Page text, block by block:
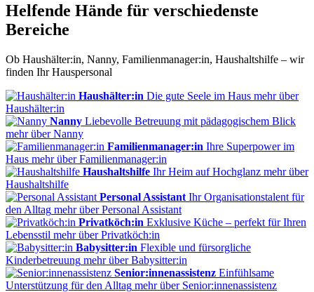
Helfende Hände für verschiedenste
Bereiche
Ob Haushälter:in, Nanny, Familienmanager:in, Haushaltshilfe – wir
finden Ihr Hauspersonal
Haushälter:in Die gute Seele im Haus mehrüber
Haushälter:in
Nanny Liebevolle Betreuung mit pädagogischem Blick
mehrüber Nanny
Familienmanager:in Ihre Superpower im
Haus mehrüber Familienmanager:in
Haushaltshilfe Ihr Heim auf Hochglanz mehrüber
Haushaltshilfe
Personal Assistant Ihr Organisationstalent für
den Alltag mehrüber Personal Assistant
Privatköch:in Exklusive Küche – perfekt für Ihren
Lebensstil mehrüber Privatköch:in
Babysitter:in Flexible und fürsorgliche
Kinderbetreuung mehrüber Babysitter:in
Senior:innenassistenz Einfühlsame
Unterstützung für den Alltag mehrüber Senior:innenassistenz